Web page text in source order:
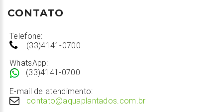
CONTATO
Telefone:
(33)4141-0700
WhatsApp:
(33)4141-0700
E-mail de atendimento:
contato@aquaplantados.com.br